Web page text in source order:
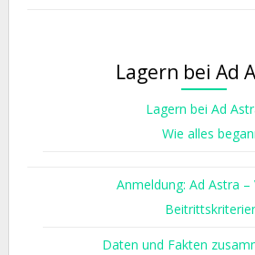
Lagern bei Ad
Lagern bei Ad
Wie alles
Anmeldung: Ad Astra –
Daten und Fakten